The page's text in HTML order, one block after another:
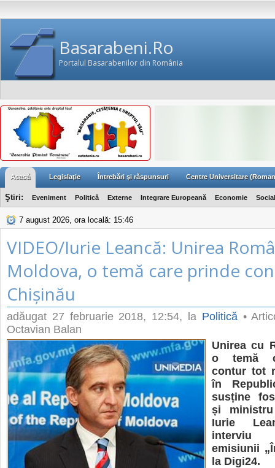
Basarabeni.Ro
Portalul Basarabenilor din România
Acasă Legislaţie Întrebări şi răspunsuri Centre Universitare
Ştiri: Eveniment Politică Externe Integrare Europeană Economie Social
7 august 2026, ora locală: 15:46
VIDEO/Iurie Leancă: Unirea
Moldova, o temă care prinde
Chișinău
adăugat 27 februarie 2018, 12:54, la Politică•
Octavian Balan
Unirea cu
o temă
contur tot
în
susține
și
Iurie
emisiunii
la Digi24.